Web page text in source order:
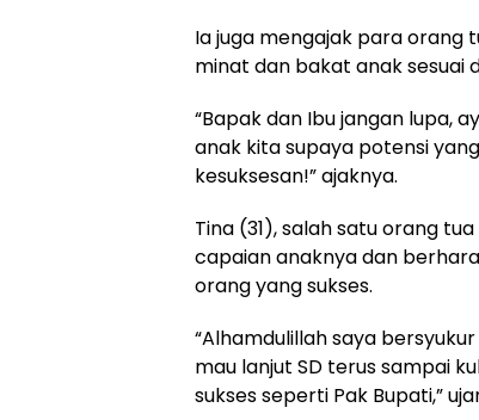
Ia juga mengajak para orang
minat dan bakat anak sesuai
“Bapak dan Ibu jangan lupa,
anak kita supaya potensi
kesuksesan!” ajaknya.
Tina (31), salah satu orang
capaian anaknya dan
orang yang sukses.
“Alhamdulillah saya
mau lanjut SD terus sampai
sukses seperti Pak Bupati,”